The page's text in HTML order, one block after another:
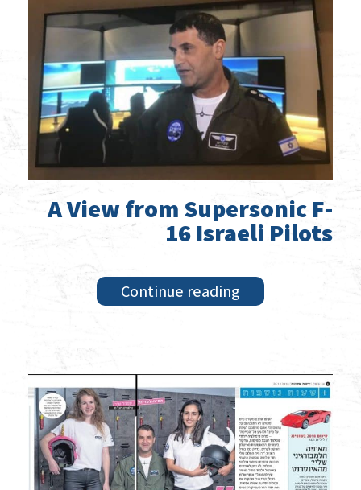
A View from Supersonic F-
16 Israeli Pilots
Continue reading